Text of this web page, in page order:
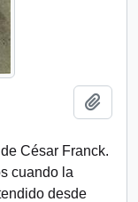
César Franck.
cuando la
desde